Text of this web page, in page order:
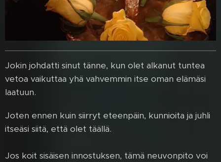
Jokin johdatti sinut tänne, kun olet alkanut tuntea
vetoa vaikuttaa yhä vahvemmin itse oman elämäsi
laatuun.
Joten ennen kuin siirryt eteenpäin, kunnioita ja juhli
itseäsi siitä, että olet täällä.
Jos koit sisäisen innostuksen, tämä neuvonpito voi